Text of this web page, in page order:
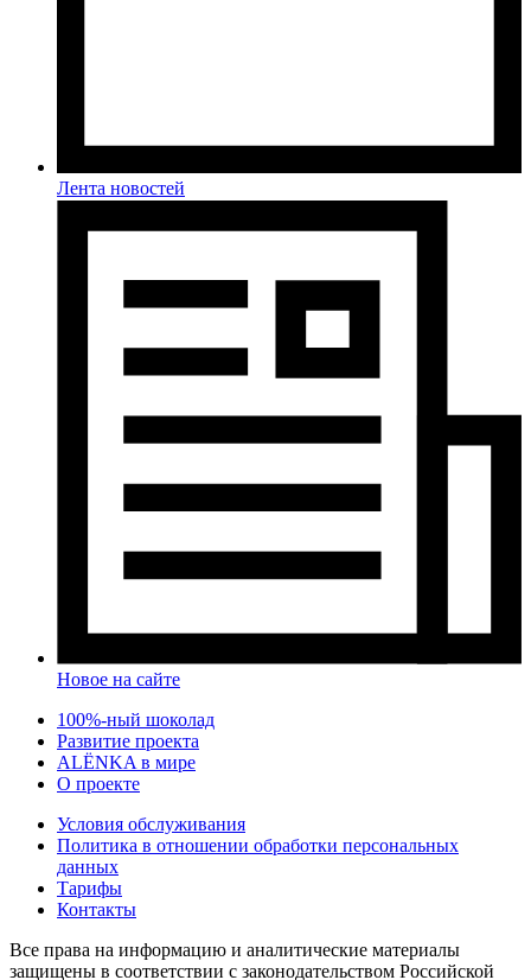
Лента новостей
Новое на сайте
100%-ный шоколад
Развитие проекта
ALЁNKA в мире
О проекте
Условия обслуживания
Политика в отношении обработки персональных
данных
Тарифы
Контакты
Все права на информацию и аналитические материалы
защищены в соответствии с законодательством Российской